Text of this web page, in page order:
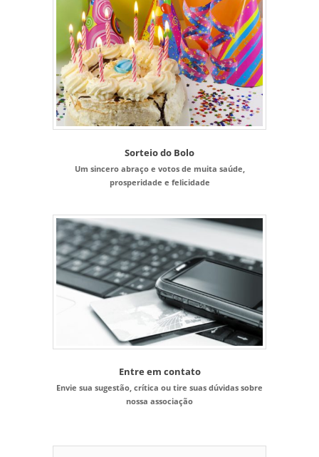
Sorteio do Bolo
Um sincero abraço e votos de muita saúde,
prosperidade e felicidade
Entre em contato
Envie sua sugestão, crítica ou tire suas dúvidas sobre
nossa associação